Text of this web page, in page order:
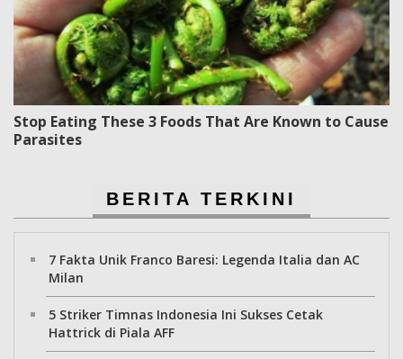
Stop Eating These 3 Foods That Are Known to Cause
Parasites
BERITA TERKINI
7 Fakta Unik Franco Baresi: Legenda Italia dan AC
Milan
5 Striker Timnas Indonesia Ini Sukses Cetak
Hattrick di Piala AFF